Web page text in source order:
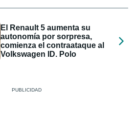
El Renault 5 aumenta su
autonomía por sorpresa,
comienza el contraataque al
Volkswagen ID. Polo